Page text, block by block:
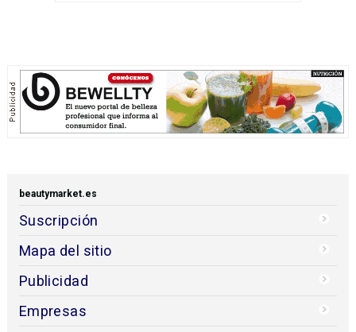
beautymarket.es
Suscripción
Mapa del sitio
Publicidad
Empresas